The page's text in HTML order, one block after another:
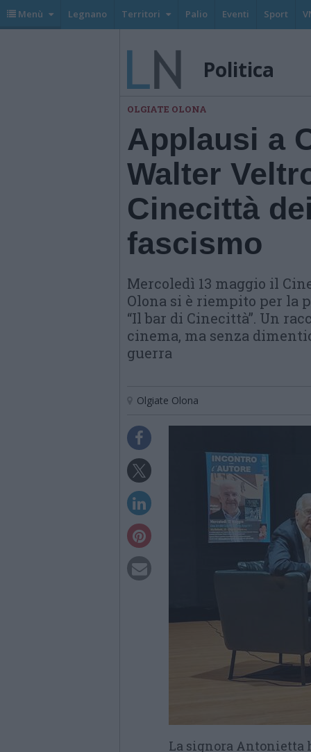
Menù Legnano Territori Palio Eventi Sport
Politica
OLGIATE OLONA
Applausi a
Walter
Cinecittà
fascismo
Mercoledì 13 maggio il
Olona si è riempito per la
“Il bar di Cinecittà”. Un
cinema, ma senza
guerra
Olgiate Olona
La signora Antonietta